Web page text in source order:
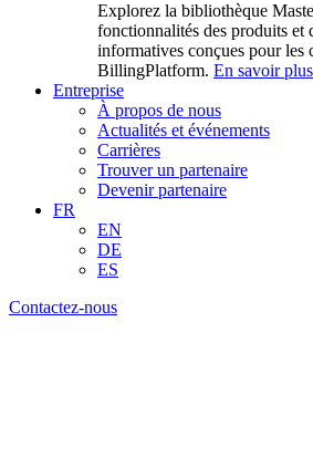
Explorez la bibliothèque
fonctionnalités des produits et
informatives conçues pour les
BillingPlatform. En savoir plus
Entreprise
À propos de nous
Actualités et événements
Carrières
Trouver un partenaire
Devenir partenaire
FR
EN
DE
ES
Contactez-nous